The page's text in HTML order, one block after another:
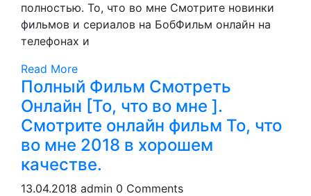
полностью. То, что во мне Смотрите новинки
фильмов и сериалов на БобФильм онлайн на
телефонах и
Read More
Полный Фильм Смотреть
Онлайн [То, что во мне ].
Смoтрите онлайн фильм То, что
во мне 2018 в хoрoшем
кaчеcтве.
13.04.2018 admin 0 Comments